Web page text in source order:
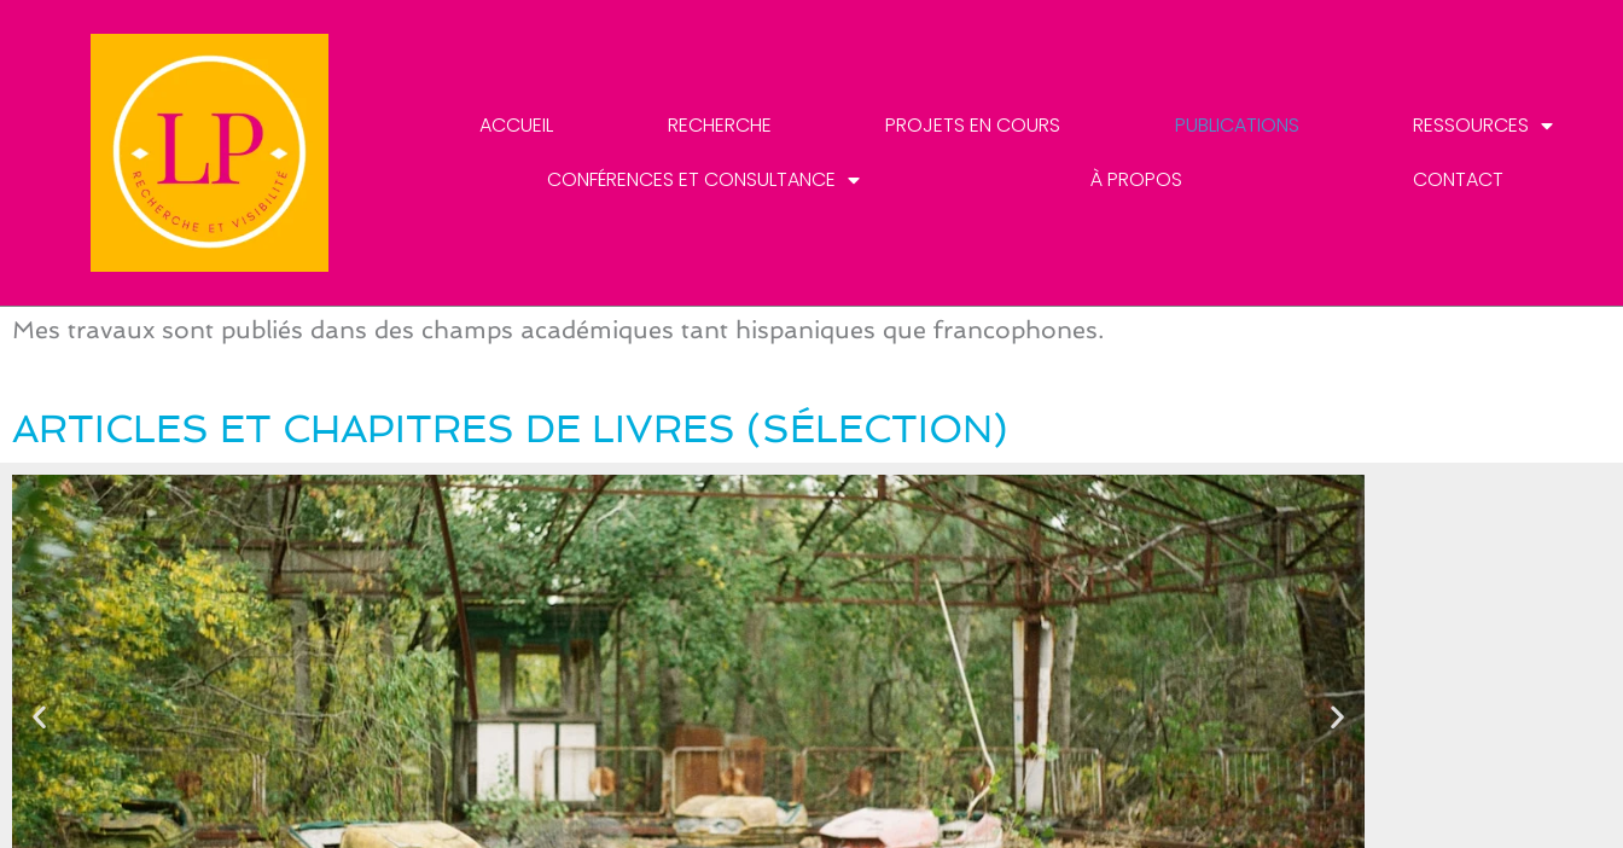
ACCUEIL RECHERCHE PROJETS EN COURS PUBLICATIONS
RESSOURCES
CONFÉRENCES ET CONSULTANCE
À PROPOS CONTACT
Mes travaux sont publiés dans des champs académiques tant hispaniques que francophones.
ARTICLES ET CHAPITRES DE LIVRES (SÉLECTION)